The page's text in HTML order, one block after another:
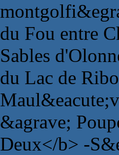
du Fou entre
Sables
du Lac de
&agrave;
Deux</b> -